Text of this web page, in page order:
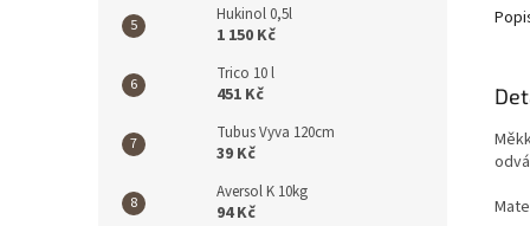
Hukinol 0,5l
1 150 Kč
Trico 10 l
451 Kč
Tubus Vyva 120cm
39 Kč
Aversol K 10kg
94 Kč